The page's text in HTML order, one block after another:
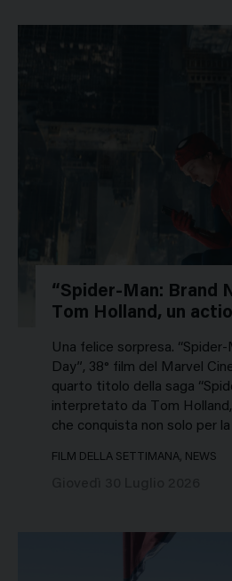
“Spider-Man: Brand
Tom Holland, un
Una felice sorpresa.
Day”, 38° film del Marvel
quarto titolo della saga
interpretato da Tom
che conquista non solo per
FILM DELLA SETTIMANA, NEWS